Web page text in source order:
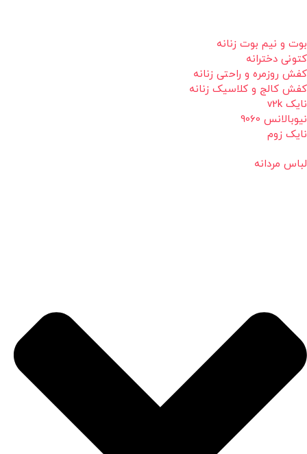
بوت و نیم بوت زنانه
کتونی دخترانه
کفش روزمره و راحتی زنانه
کفش کالج و کلاسیک زنانه
نایک v2k
نیوبالانس 9060
نایک زوم
لباس مردانه